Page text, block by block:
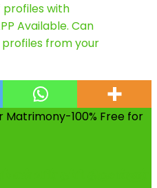
profiles with
Available. Can
profiles from your